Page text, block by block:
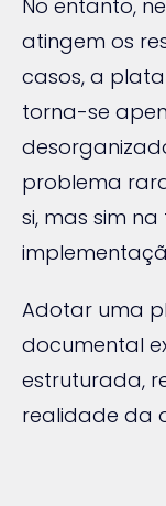
No entanto,
atingem os
casos, a
torna-se
problema
si, mas sim
Adotar uma
documental
estruturada,
realidade da